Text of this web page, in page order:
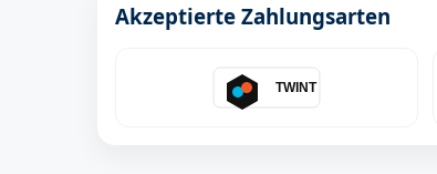
Akzeptierte Zahlungsarten
TWINT